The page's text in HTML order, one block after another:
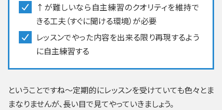
↑が難しいなら自主練習のクオリティを維持で
きる工夫（すぐに聞ける環境）が必要
レッスンでやった内容を出来る限り再現するよう
に自主練習する
ということですね～定期的にレッスンを受けていても色々とま
まなりませんが、長い目で見てやっていきましょう。